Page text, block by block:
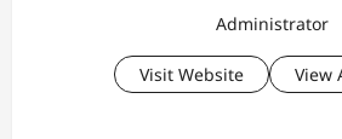
Administrator
Visit Website View